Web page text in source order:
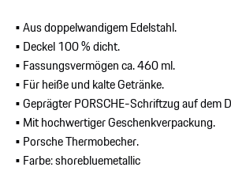
• Aus doppelwandigem Edelstahl.
• Deckel 100 % dicht.
• Fassungsvermögen ca. 460 ml.
• Für heiße und kalte Getränke.
• Geprägter PORSCHE-Schriftzug auf dem
• Mit hochwertiger Geschenkverpackung.
• Porsche Thermobecher.
• Farbe: shorebluemetallic